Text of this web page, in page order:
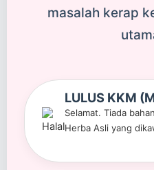
masalah kerap
LULUS KKM
Selamat. Tiada
Herba Asli yang